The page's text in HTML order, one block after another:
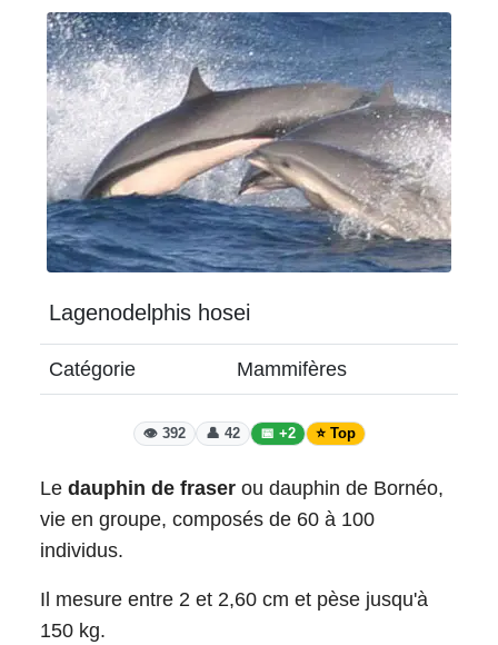
Lagenodelphis hosei
Catégorie Mammifères
👁️ 392 👤 42 📅 +2 ⭐ Top
Le dauphin de fraser ou dauphin de Bornéo,
vie en groupe, composés de 60 à 100
individus.
Il mesure entre 2 et 2,60 cm et pèse jusqu'à
150 kg.